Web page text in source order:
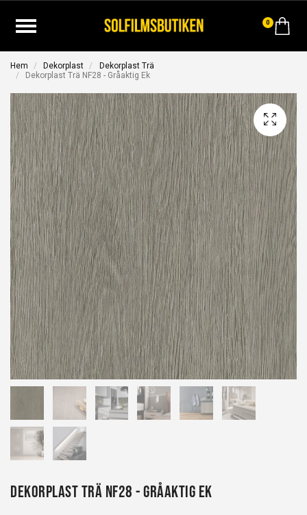
0
Hem Dekorplast
Dekorplast Trä
Dekorplast Trä NF28 - Gråaktig Ek
Dekorplast Trä NF28 - Gråaktig Ek